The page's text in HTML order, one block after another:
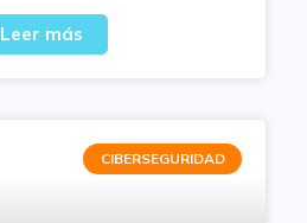
Leer más
CIBERSEGURIDAD